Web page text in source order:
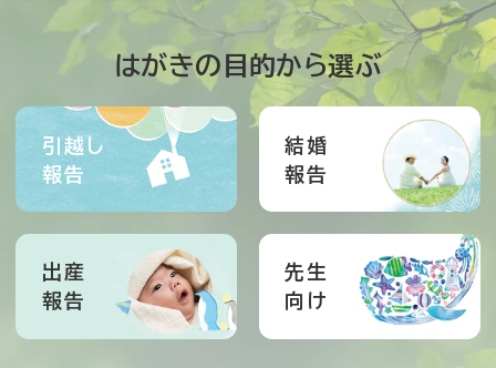
はがきの目的から選ぶ
引越し
報告
結婚
報告
出産
報告
先生
向け